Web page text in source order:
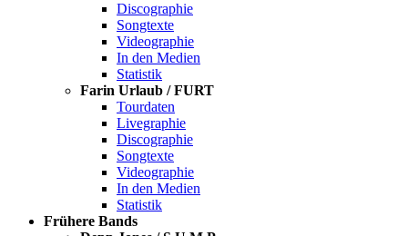
Discographie
Songtexte
Videographie
In den Medien
Statistik
Farin Urlaub / FURT
Tourdaten
Livegraphie
Discographie
Songtexte
Videographie
In den Medien
Statistik
Frühere Bands